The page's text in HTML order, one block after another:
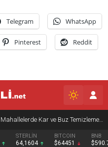
Telegram WhatsApp
Pinterest Reddit
Derik Belediyesi Merkez Mahallelerde Kar ve Buz Temizleme Çalışmalarını Sürdürüyor
STERLİN
64,1604
BITCOIN
$64451
BNB